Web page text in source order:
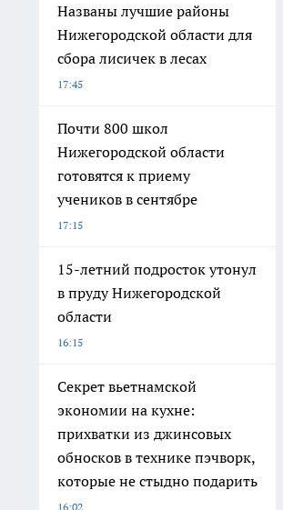
Названы лучшие районы
Нижегородской области для
сбора лисичек в лесах
17:45
Почти 800 школ
Нижегородской области
готовятся к приему
учеников в сентябре
17:15
15-летний подросток утонул
в пруду Нижегородской
области
16:15
Секрет вьетнамской
экономии на кухне:
прихватки из джинсовых
обносков в технике пэчворк,
которые не стыдно подарить
16:02